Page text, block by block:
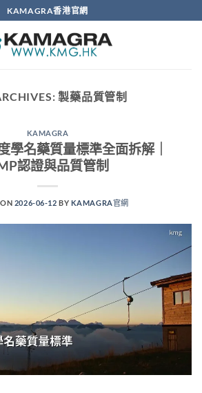
KAMAGRA香港官網
製藥品質管制
KAMAGRA
學名藥質量標準全面拆解｜
認證與品質管制
2026-06-12 BY KAMAGRA官網